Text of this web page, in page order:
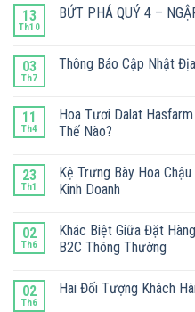
13
Th10
BỨT PHÁ QUÝ 4 –
03
Th7
Thông Báo Cập Nhật
11
Th4
Hoa Tươi Dalat
Thế Nào?
23
Th1
Kệ Trưng Bày Hoa
Kinh Doanh
02
Th6
Khác Biệt Giữa Đặt
B2C Thông Thường
02
Th6
Hai Đối Tượng Khách